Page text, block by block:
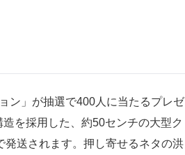
ン」が抽選で400人に当たるプレゼ
造を採用した、約50センチの大型ク
送されます。押し寄せるネタの洪